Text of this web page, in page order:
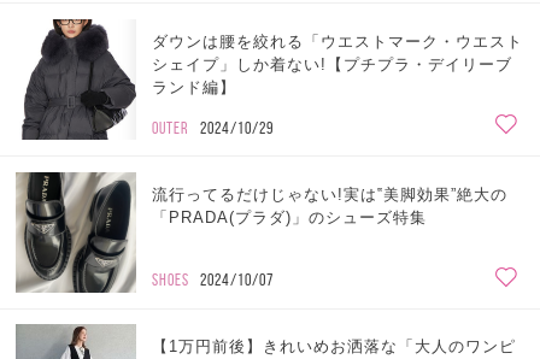
ダウンは腰を絞れる「ウエストマーク・ウエスト
シェイプ」しか着ない!【プチプラ・デイリーブ
ランド編】
OUTER 2024/10/29
流行ってるだけじゃない!実は‟美脚効果”絶大の
「PRADA(プラダ)」のシューズ特集
SHOES 2024/10/07
【1万円前後】きれいめお洒落な「大人のワンピ